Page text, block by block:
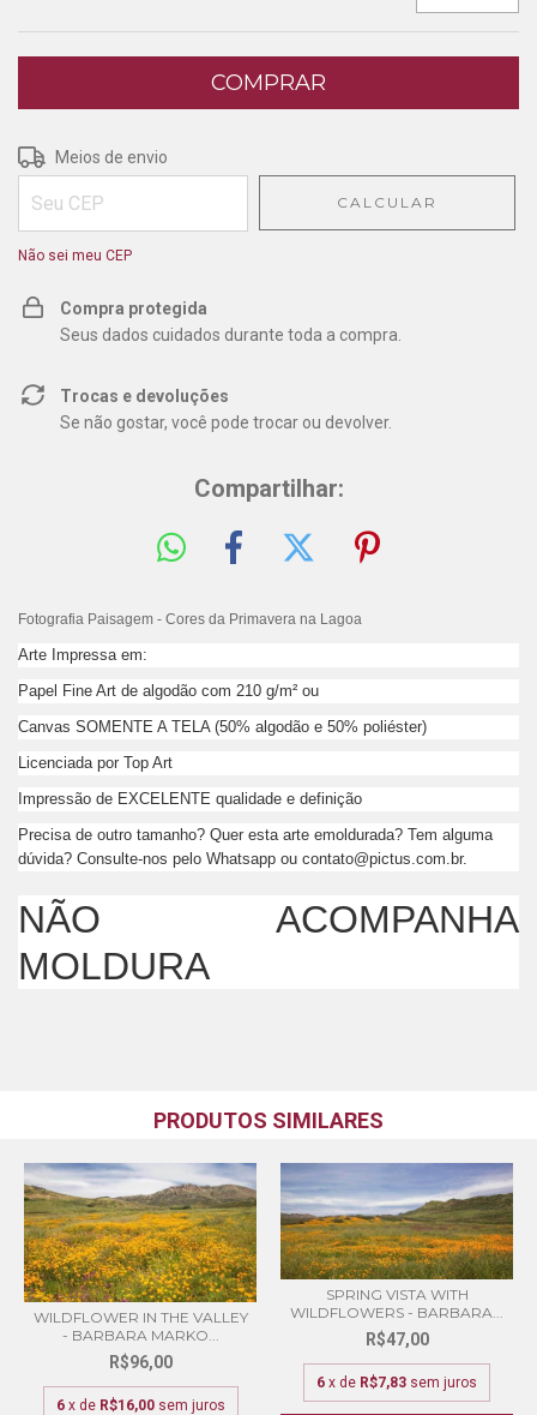
Entregas para o CEP:
Meios de envio
CALCULAR
Não sei meu CEP
Compra protegida
Seus dados cuidados durante toda a compra.
Trocas e devoluções
Se não gostar, você pode trocar ou devolver.
Compartilhar:
Fotografia Paisagem - Cores da Primavera na Lagoa
Arte Impressa em:
Papel Fine Art de algodão com 210 g/m² ou
Canvas SOMENTE A TELA (50% algodão e 50% poliéster)
Licenciada por Top Art
Impressão de EXCELENTE qualidade e definição
Precisa de outro tamanho? Quer esta arte emoldurada? Tem alguma
dúvida? Consulte-nos pelo Whatsapp ou contato@pictus.com.br.
NÃO ACOMPANHA
MOLDURA
PRODUTOS SIMILARES
WILDFLOWER IN THE VALLEY
- BARBARA MARKO...
R$96,00
6 x de R$16,00 sem juros
SPRING VISTA WITH
WILDFLOWERS - BARBARA...
R$47,00
6 x de R$7,83 sem juros